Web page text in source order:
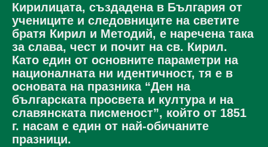
Кирилицата, създадена в България от
учениците и следовниците на светите
братя Кирил и Методий, е наречена така
за слава, чест и почит на св. Кирил.
Като един от основните параметри на
националната ни идентичност, тя е в
основата на празника “Ден на
българската просвета и култура и на
славянската писменост”, който от 1851
г. насам е един от най-обичаните
празници.